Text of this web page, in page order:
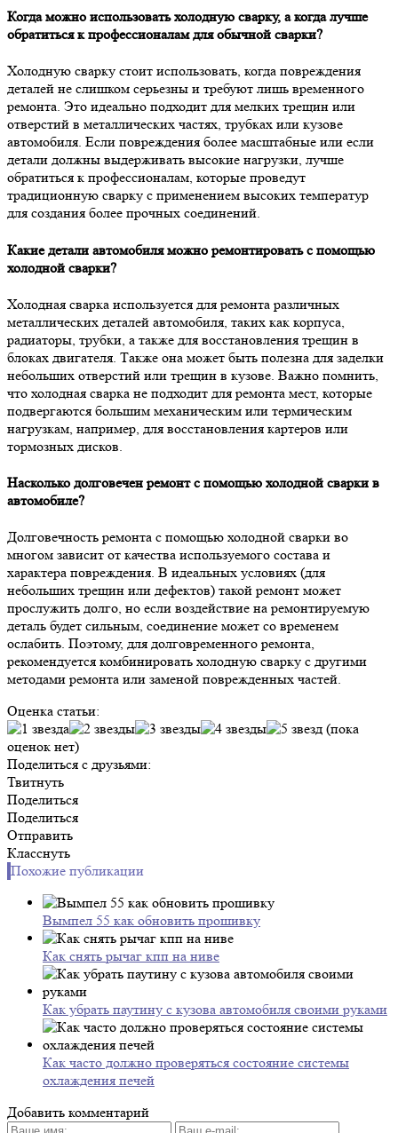
Когда можно использовать холодную сварку, а когда лучше
обратиться к профессионалам для обычной сварки?
Холодную сварку стоит использовать, когда повреждения
деталей не слишком серьезны и требуют лишь временного
ремонта. Это идеально подходит для мелких трещин или
отверстий в металлических частях, трубках или кузове
автомобиля. Если повреждения более масштабные или если
детали должны выдерживать высокие нагрузки, лучше
обратиться к профессионалам, которые проведут
традиционную сварку с применением высоких температур
для создания более прочных соединений.
Какие детали автомобиля можно ремонтировать с помощью
холодной сварки?
Холодная сварка используется для ремонта различных
металлических деталей автомобиля, таких как корпуса,
радиаторы, трубки, а также для восстановления трещин в
блоках двигателя. Также она может быть полезна для заделки
небольших отверстий или трещин в кузове. Важно помнить,
что холодная сварка не подходит для ремонта мест, которые
подвергаются большим механическим или термическим
нагрузкам, например, для восстановления картеров или
тормозных дисков.
Насколько долговечен ремонт с помощью холодной сварки в
автомобиле?
Долговечность ремонта с помощью холодной сварки во
многом зависит от качества используемого состава и
характера повреждения. В идеальных условиях (для
небольших трещин или дефектов) такой ремонт может
прослужить долго, но если воздействие на ремонтируемую
деталь будет сильным, соединение может со временем
ослабить. Поэтому, для долговременного ремонта,
рекомендуется комбинировать холодную сварку с другими
методами ремонта или заменой поврежденных частей.
Оценка статьи:
(пока
оценок нет)
Поделиться с друзьями:
Твитнуть
Поделиться
Поделиться
Отправить
Класснуть
Похожие публикации
Вымпел 55 как обновить прошивку
Как снять рычаг кпп на ниве
Как убрать паутину с кузова автомобиля своими руками
Как часто должно проверяться состояние системы
охлаждения печей
Добавить комментарий